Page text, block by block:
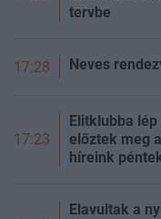
tervbe
17:28 Neves
17:23
Elitklubba
előztek meg
híreink
Elavultak a